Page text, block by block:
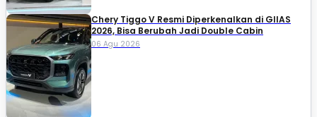
Chery Tiggo V Resmi Diperkenalkan di GIIAS
2026, Bisa Berubah Jadi Double Cabin
06 Agu 2026